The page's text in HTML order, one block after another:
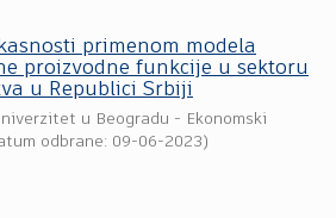
primenom modela
proizvodne funkcije u sektoru
u Republici Srbiji
u Beogradu - Ekonomski
odbrane: 09-06-2023)